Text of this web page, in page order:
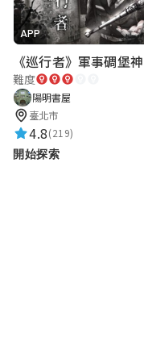
APP
難度
陽明書屋
臺北市
4.8(219)
開始探索